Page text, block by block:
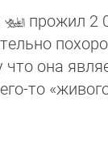
прожил 2
что она
то